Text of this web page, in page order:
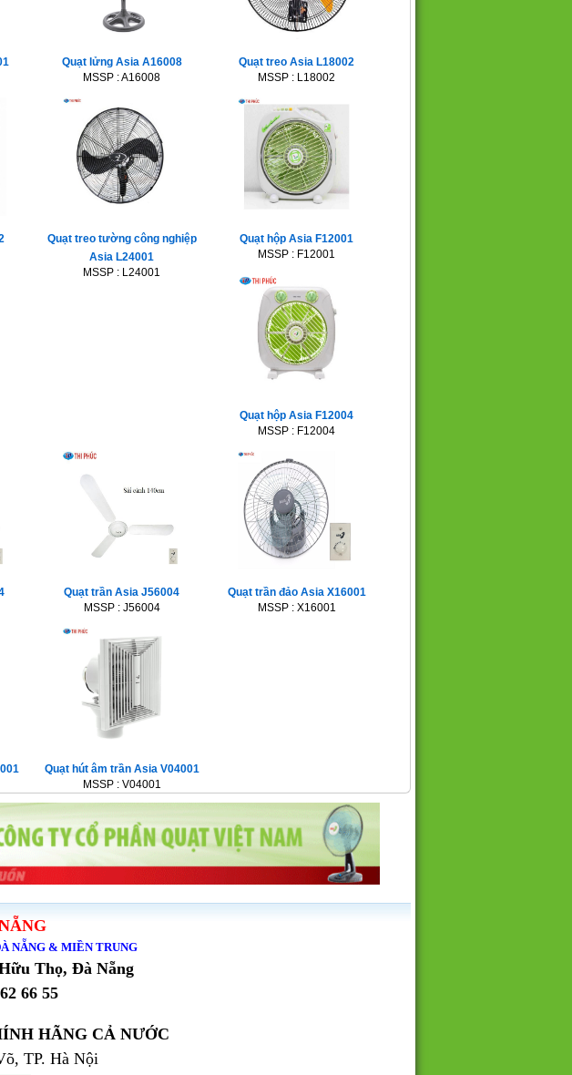
Quạt lửng Asia A16008
MSSP : A16008
Quạt treo Asia L18002
MSSP : L18002
Quạt treo tường công nghiệp
Asia L24001
MSSP : L24001
Quạt hộp Asia F12001
MSSP : F12001
Quạt hộp Asia F12004
MSSP : F12004
Quạt trần Asia J56004
MSSP : J56004
Quạt trần đảo Asia X16001
MSSP : X16001
Quạt hút âm trần Asia V04001
MSSP : V04001
NẴNG & MIỀN TRUNG
Thọ, Đà Nẵng
66 55
HÃNG CẢ NƯỚC
TP. Hà Nội